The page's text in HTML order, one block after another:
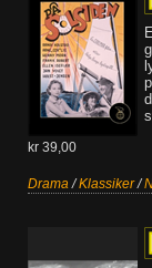
kr 39,00
Drama/Klassiker/